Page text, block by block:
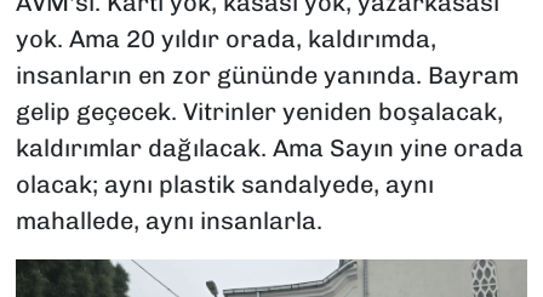
yok. Ama 20 yıldır orada, kaldırımda,
insanların en zor gününde yanında. Bayram
gelip geçecek. Vitrinler yeniden boşalacak,
kaldırımlar dağılacak. Ama Sayın yine orada
olacak; aynı plastik sandalyede, aynı
mahallede, aynı insanlarla.